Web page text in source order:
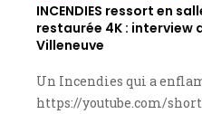
INCENDIES ressort en
restaurée 4K : interview
Villeneuve
Un Incendies qui a
https://youtube.com/